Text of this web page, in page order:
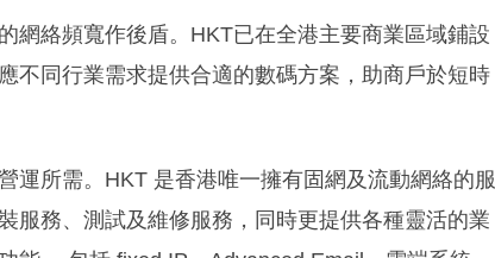
網絡頻寬作後盾。HKT已在全港主要商業區域鋪設
不同行業需求提供合適的數碼方案，助商戶於短時
運所需。HKT 是香港唯一擁有固網及流動網絡的服
服務、測試及維修服務，同時更提供各種靈活的業